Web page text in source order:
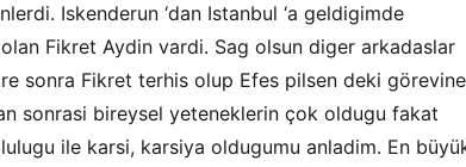
Iskenderun ‘dan Istanbul ‘a geldigimde
Fikret Aydin vardi. Sag olsun diger arkadaslar
sonra Fikret terhis olup Efes pilsen deki görevine
sonrasi bireysel yeteneklerin çok oldugu fakat
ile karsi, karsiya oldugumu anladim. En